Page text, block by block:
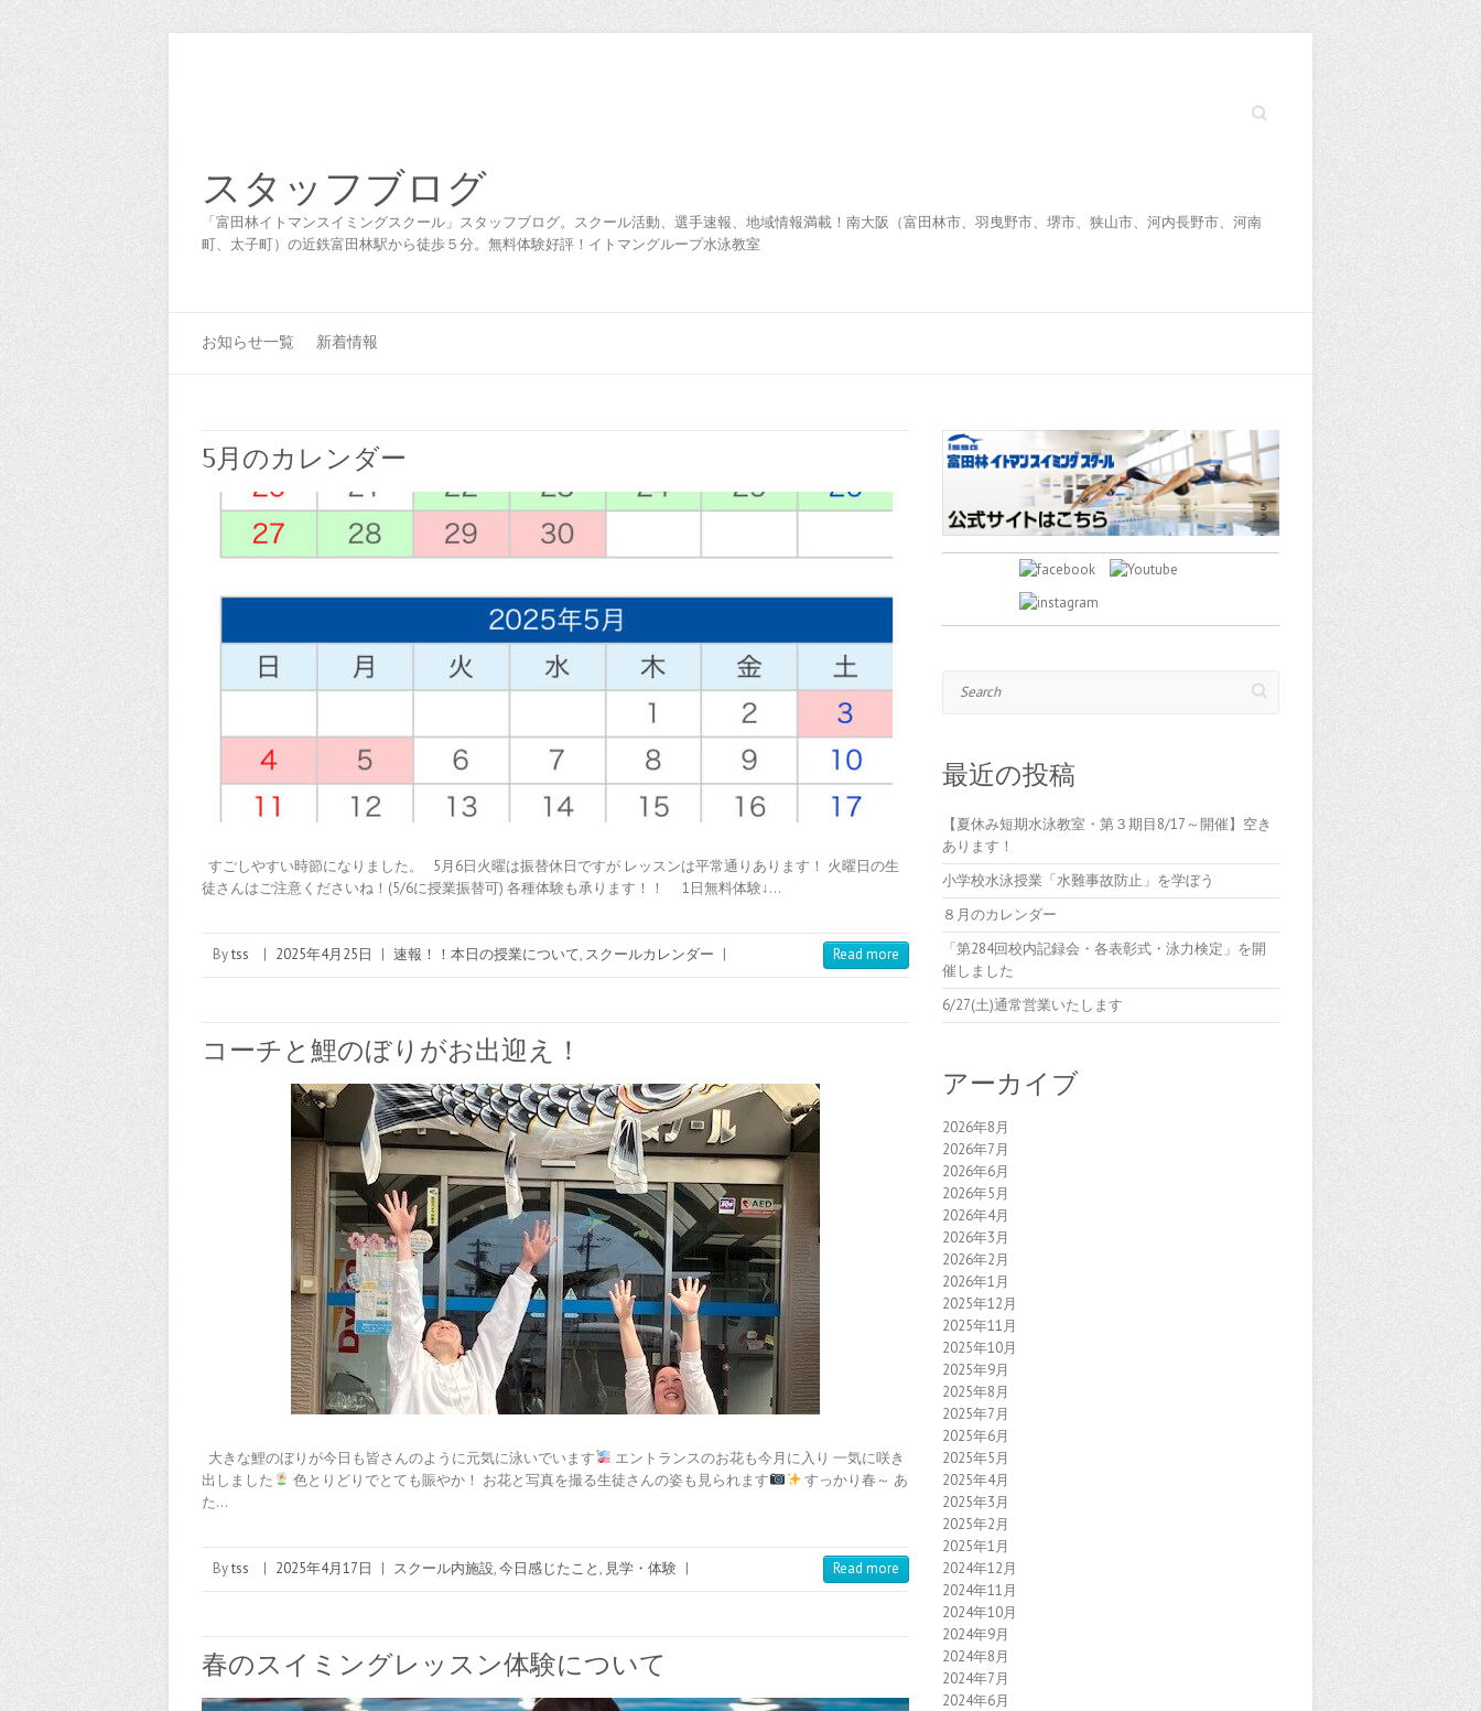
Search
スタッフブログ
「富田林イトマンスイミングスクール」スタッフブログ。スクール活動、選手速報、地域情報満載！南大阪（富田林市、羽曳野市、堺市、狭山市、河内長野市、河南
町、太子町）の近鉄富田林駅から徒歩５分。無料体験好評！イトマングループ水泳教室
お知らせ一覧 新着情報
5月のカレンダー
すごしやすい時節になりました。 5月6日火曜は振替休日ですが レッスンは平常通りあります！ 火曜日の生
徒さんはご注意くださいね！(5/6に授業振替可) 各種体験も承ります！！ 1日無料体験↓…
Bytss | 2025年4月25日 | 速報！！本日の授業について, スクールカレンダー | Read more
コーチと鯉のぼりがお出迎え！
大きな鯉のぼりが今日も皆さんのように元気に泳いでいます
エントランスのお花も今月に入り 一気に咲き
出しました
色とりどりでとても賑やか！ お花と写真を撮る生徒さんの姿も見られます
すっかり春～ あ
た…
Bytss | 2025年4月17日 | スクール内施設,今日感じたこと, 見学・体験 | Read more
春のスイミングレッスン体験について
最近の投稿
【夏休み短期水泳教室・第３期目8/17～開催】空き
あります！
小学校水泳授業「水難事故防止」を学ぼう
８月のカレンダー
「第284回校内記録会・各表彰式・泳力検定」を開
催しました
6/27(土)通常営業いたします
アーカイブ
2026年8月
2026年7月
2026年6月
2026年5月
2026年4月
2026年3月
2026年2月
2026年1月
2025年12月
2025年11月
2025年10月
2025年9月
2025年8月
2025年7月
2025年6月
2025年5月
2025年4月
2025年3月
2025年2月
2025年1月
2024年12月
2024年11月
2024年10月
2024年9月
2024年8月
2024年7月
2024年6月